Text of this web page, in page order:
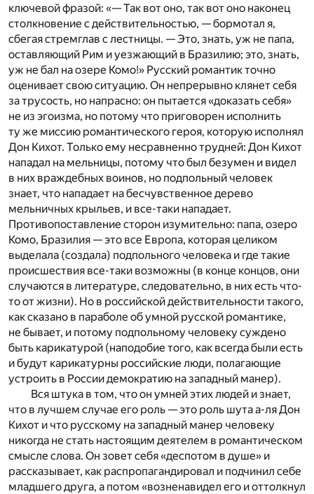
ключевой фразой: «— Так вот оно, так вот оно наконец
столкновение с действительностью, — бормотал я,
сбегая стремглав с лестницы. — Это, знать, уж не папа,
оставляющий Рим и уезжающий в Бразилию; это, знать,
уж не бал на озере Комо!» Русский романтик точно
оценивает свою ситуацию. Он непрерывно клянет себя
за трусость, но напрасно: он пытается «доказать себя»
не из эгоизма, но потому что приговорен исполнить
ту же миссию романтического героя, которую исполнял
Дон Кихот. Только ему несравненно трудней: Дон Кихот
нападал на мельницы, потому что был безумен и видел
в них враждебных воинов, но подпольный человек
знает, что нападает на бесчувственное дерево
мельничных крыльев, и все-таки нападает.
Противопоставление сторон изумительно: папа, озеро
Комо, Бразилия — это все Европа, которая целиком
выделала (создала) подпольного человека и где такие
происшествия все-таки возможны (в конце концов, они
случаются в литературе, следовательно, в них есть что-
то от жизни). Но в российской действительности такого,
как сказано в параболе об умной русской романтике,
не бывает, и потому подпольному человеку суждено
быть карикатурой (наподобие того, как всегда были есть
и будут карикатурны российские люди, полагающие
устроить в России демократию на западный манер).
Вся штука в том, что он умней этих людей и знает,
что в лучшем случае его роль — это роль шута а-ля Дон
Кихот и что русскому на западный манер человеку
никогда не стать настоящим деятелем в романтическом
смысле слова. Он зовет себя «деспотом в душе» и
рассказывает, как распропагандировал и подчинил себе
младшего друга, а потом «возненавидел его и оттолкнул